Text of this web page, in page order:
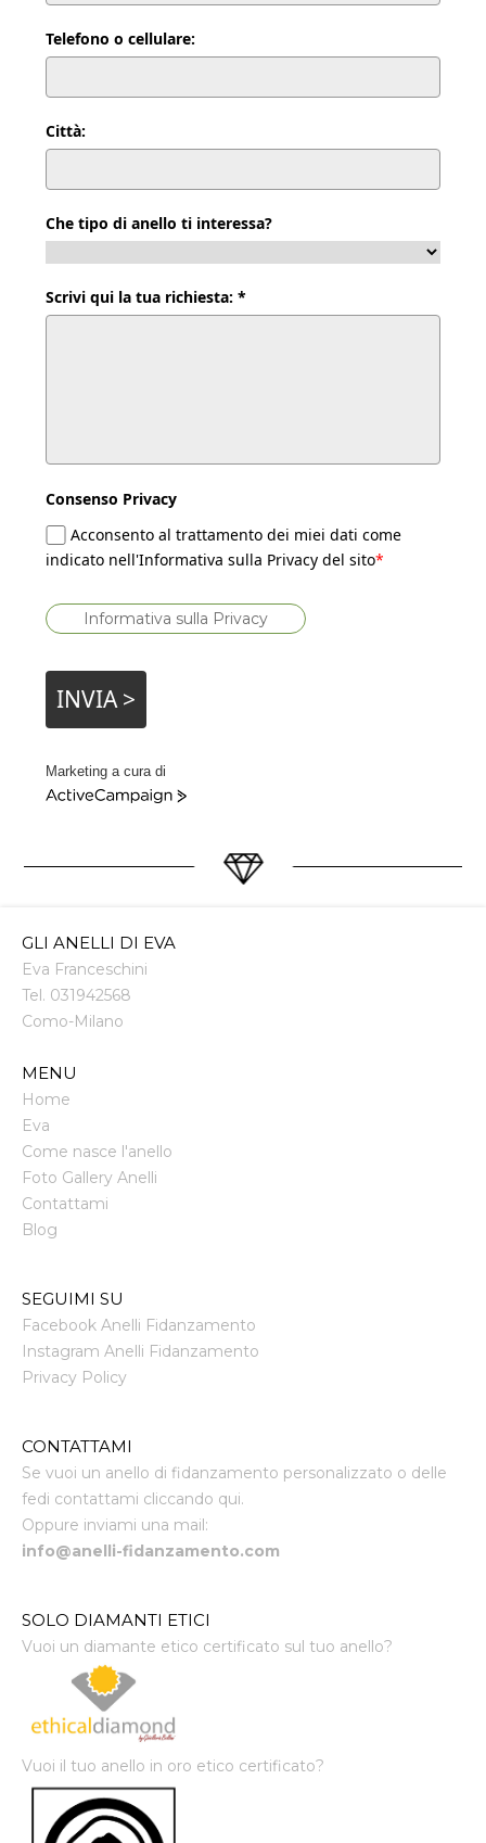
Telefono o cellulare:
Città:
Che tipo di anello ti interessa?
Scrivi qui la tua richiesta: *
Consenso Privacy
Acconsento al trattamento dei miei dati come
indicato nell'Informativa sulla Privacy del sito*
Informativa sulla Privacy
INVIA >
Marketing a cura di
ActiveCampaign
GLI ANELLI DI EVA
Eva Franceschini
Tel. 031942568
Como-Milano
MENU
Home
Eva
Come nasce l'anello
Foto Gallery Anelli
Contattami
Blog
SEGUIMI SU
Facebook Anelli Fidanzamento
Instagram Anelli Fidanzamento
Privacy Policy
CONTATTAMI
Se vuoi un anello di fidanzamento personalizzato o delle
fedi contattami cliccando qui.
Oppure inviami una mail:
info@anelli-fidanzamento.com
SOLO DIAMANTI ETICI
Vuoi un diamante etico certificato sul tuo anello?
Vuoi il tuo anello in oro etico certificato?